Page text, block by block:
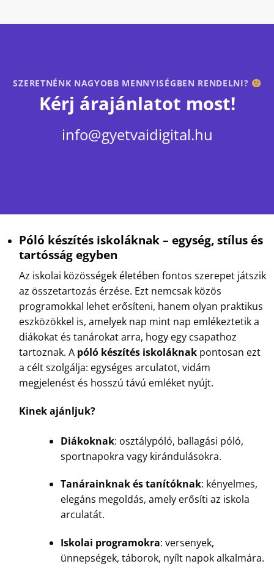
SZERETNÉNK NAGYOBB MENNYISÉGBEN RENDELNI?
Kérj árajánlatot most!
info@gyetvaidigital.hu
Póló készítés iskoláknak – egység, stílus és
tartósság egyben
Az iskolai közösségek életében fontos szerepet játszik
az összetartozás érzése. Ezt nemcsak közös
programokkal lehet erősíteni, hanem olyan praktikus
eszközökkel is, amelyek nap mint nap emlékeztetik a
diákokat és tanárokat arra, hogy egy csapathoz
tartoznak. A póló készítés iskoláknakpontosan ezt
a célt szolgálja: egységes arculatot, vidám
megjelenést és hosszú távú emléket nyújt.
Kinek ajánljuk?
Diákoknak: osztálypóló, ballagási póló,
sportnapokra vagy kirándulásokra.
Tanárainknak és tanítóknak: kényelmes,
elegáns megoldás, amely erősíti az iskola
arculatát.
Iskolai programokra: versenyek,
ünnepségek, táborok, nyílt napok alkalmára.